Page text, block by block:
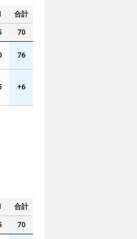
合計
70
76
+6
合計
70